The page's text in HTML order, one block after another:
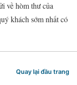
về hòm thư của
khách sớm nhất có
Quay lại đầu trang